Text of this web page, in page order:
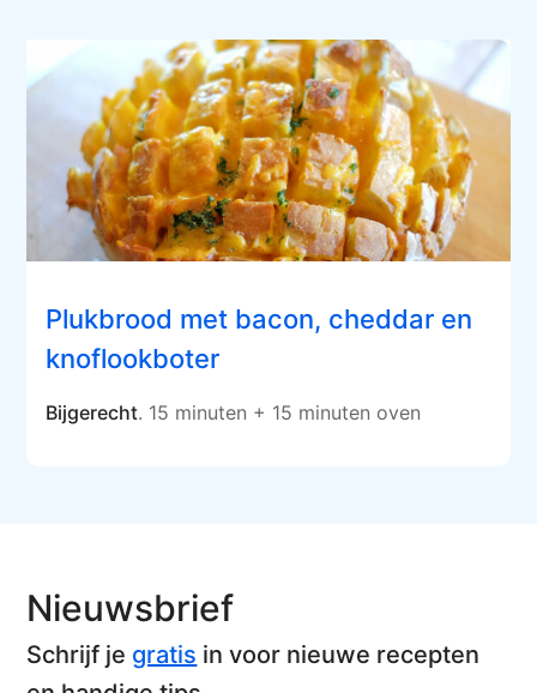
Plukbrood met bacon, cheddar en
knoflookboter
Bijgerecht. 15 minuten + 15 minuten oven
Nieuwsbrief
Schrijf je gratis in voor nieuwe recepten